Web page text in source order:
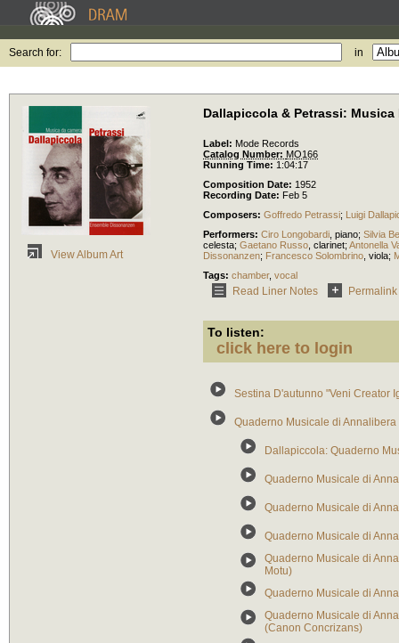
Search for: in
View Album Art
Dallapiccola & Petrassi: Musica
Label: Mode Records
Catalog Number: MO166
Running Time: 1:04:17
Composition Date: 1952
Recording Date: Feb 5
Composers: Goffredo Petrassi; Luigi
Performers: Ciro Longobardi piano; Silvia
celesta; Gaetano Russo clarinet; Antonella
Dissonanzen; Francesco Solombrino viola;
Tags: chamber, vocal
Read Liner Notes Permalink
To listen:
click here to login
Sestina D'autunno "Veni Creator
Quaderno Musicale di Annalibera
Dallapiccola: Quaderno
Quaderno Musicale di
Quaderno Musicale di
Quaderno Musicale di
Quaderno Musicale di
Motu)
Quaderno Musicale di
Quaderno Musicale di
(Canon Concrizans)